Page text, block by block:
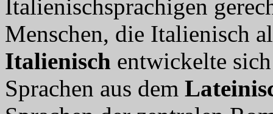
Italienischsprachigen
Menschen, die Italienisch
Italienisch entwickelte
Sprachen aus dem